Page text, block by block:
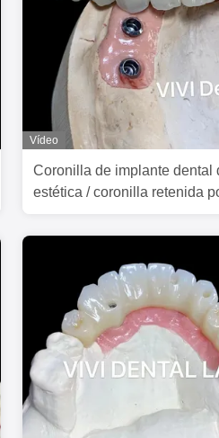
Vídeo
Coronilla de implante dental
estética / coronilla retenida